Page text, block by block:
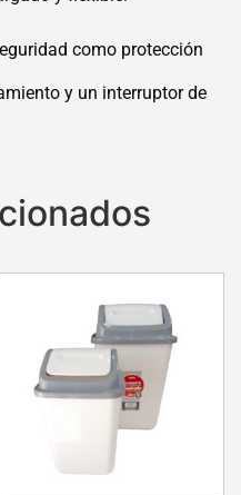
como protección
y un interruptor de